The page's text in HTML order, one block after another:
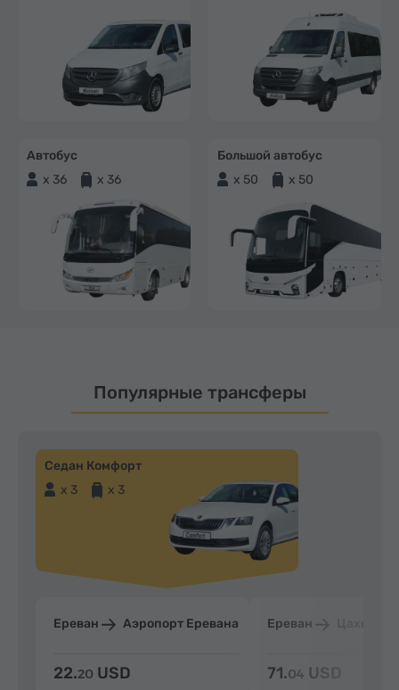
Автобус
x 36
x 36
Большой автобус
x 50
x 50
Популярные трансферы
Седан Комфорт
x 3
x 3
Ереван Аэропорт Еревана
22.20 USD
Ереван
71.04 USD